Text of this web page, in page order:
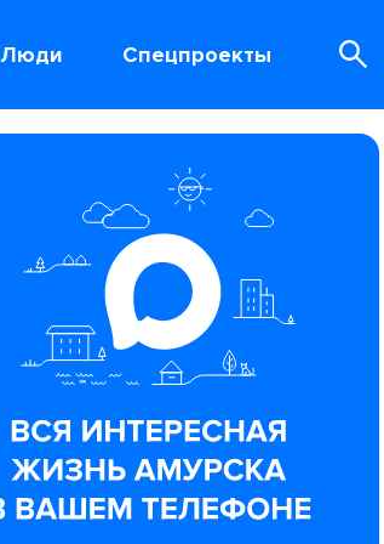
Люди Спецпроекты